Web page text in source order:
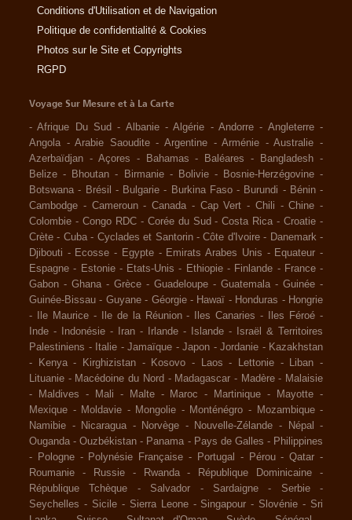
Conditions d'Utilisation et de Navigation
Politique de confidentialité & Cookies
Photos sur le Site et Copyrights
RGPD
Voyage Sur Mesure et à La Carte
-Afrique Du Sud - Albanie -Algérie -Andorre - Angleterre -
Angola -Arabie Saoudite -Argentine -Arménie -Australie -
Azerbaïdjan - Açores - Bahamas - Baléares - Bangladesh -
Belize - Bhoutan - Birmanie - Bolivie - Bosnie-Herzégovine -
Botswana - Brésil - Bulgarie - Burkina Faso - Burundi - Bénin -
Cambodge - Cameroun - Canada - Cap Vert - Chili -Chine -
Colombie - Congo RDC - Corée du Sud -Costa Rica -Croatie -
Crète - Cuba - Cyclades et Santorin -Côte d'Ivoire - Danemark -
Djibouti - Ecosse - Egypte - Emirats Arabes Unis - Equateur -
Espagne - Estonie - Etats-Unis - Ethiopie - Finlande - France -
Gabon - Ghana - Grèce - Guadeloupe - Guatemala - Guinée -
Guinée-Bissau - Guyane - Géorgie - Hawaï - Honduras - Hongrie
-
Ile Maurice - Ile de la Réunion - Iles Canaries - Iles Féroé -
Inde - Indonésie - Iran - Irlande - Islande -
Israël & Territoires
Palestiniens - Italie - Jamaïque - Japon - Jordanie - Kazakhstan
-
Kenya - Kirghizistan - Kosovo - Laos - Lettonie - Liban -
Lituanie - Macédoine du Nord - Madagascar - Madère - Malaisie
-
Maldives - Mali - Malte - Maroc - Martinique - Mayotte -
Mexique - Moldavie - Mongolie - Monténégro - Mozambique -
Namibie - Nicaragua - Norvège - Nouvelle-Zélande - Népal
-
Ouganda -Ouzbékistan - Panama - Pays de Galles - Philippines
-
Pologne - Polynésie Française - Portugal - Pérou -Qatar -
Roumanie
- Russie - Rwanda - République Dominicaine
-
République Tchèque
- Salvador - Sardaigne - Serbie
-
Seychelles - Sicile - Sierra Leone - Singapour - Slovénie - Sri